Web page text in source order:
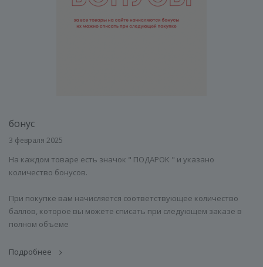
бонус
3 февраля 2025
На каждом товаре есть значок " ПОДАРОК " и указано
количество бонусов.
При покупке вам начисляется соответствующее количество
баллов, которое вы можете списать при следующем заказе в
полном объеме
Подробнее